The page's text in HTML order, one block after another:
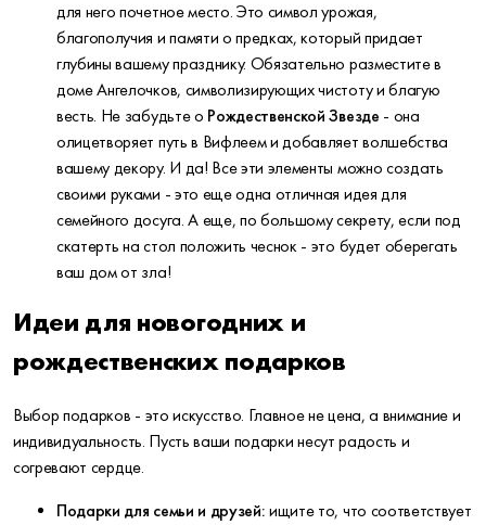
для него почетное место. Это символ урожая,
благополучия и памяти о предках, который придает
глубины вашему празднику. Обязательно разместите в
доме Ангелочков, символизирующих чистоту и благую
весть. Не забудьте о Рождественской Звезде - она
олицетворяет путь в Вифлеем и добавляет волшебства
вашему декору. И да! Все эти элементы можно создать
своими руками - это еще одна отличная идея для
семейного досуга. А еще, по большому секрету, если под
скатерть на стол положить чеснок - это будет оберегать
ваш дом от зла!
Идеи для новогодних и
рождественских подарков
Выбор подарков - это искусство. Главное не цена, а внимание и
индивидуальность. Пусть ваши подарки несут радость и
согревают сердце.
Подарки для семьи и друзей: ищите то, что соответствует